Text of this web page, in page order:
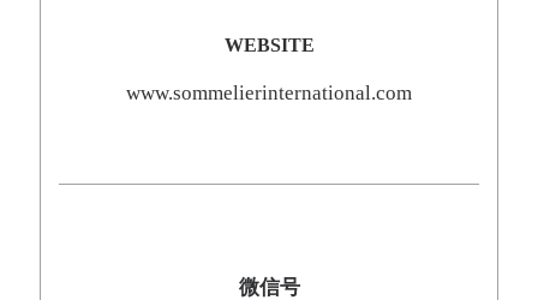
WEBSITE
www.sommelierinternational.com
微信号